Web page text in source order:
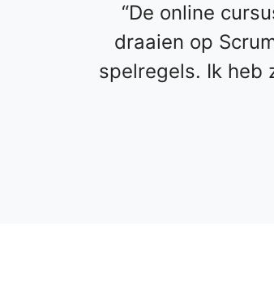
De online
draaien op
spelregels. Ik heb